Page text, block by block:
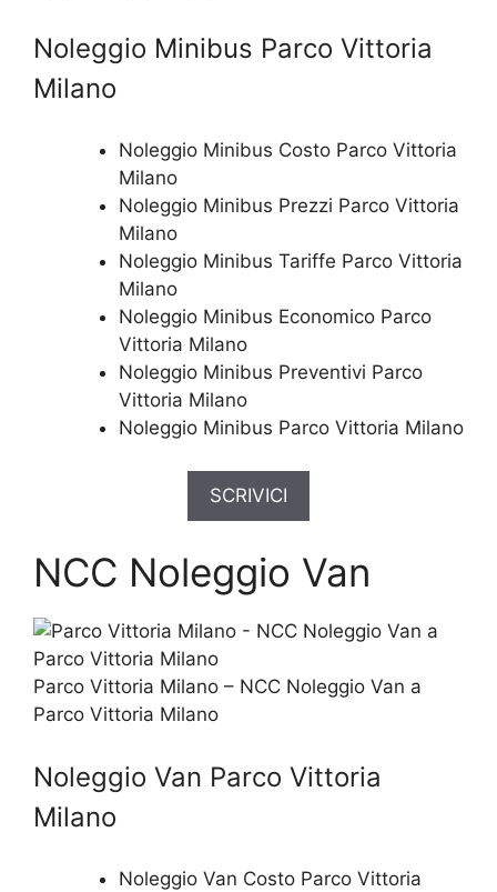
Noleggio Minibus Parco Vittoria
Milano
Noleggio Minibus Costo Parco Vittoria
Milano
Noleggio Minibus Prezzi Parco Vittoria
Milano
Noleggio Minibus Tariffe Parco Vittoria
Milano
Noleggio Minibus Economico Parco
Vittoria Milano
Noleggio Minibus Preventivi Parco
Vittoria Milano
Noleggio Minibus Parco Vittoria Milano
SCRIVICI
NCC Noleggio Van
Parco Vittoria Milano – NCC Noleggio Van a
Parco Vittoria Milano
Noleggio Van Parco Vittoria
Milano
Noleggio Van Costo Parco Vittoria